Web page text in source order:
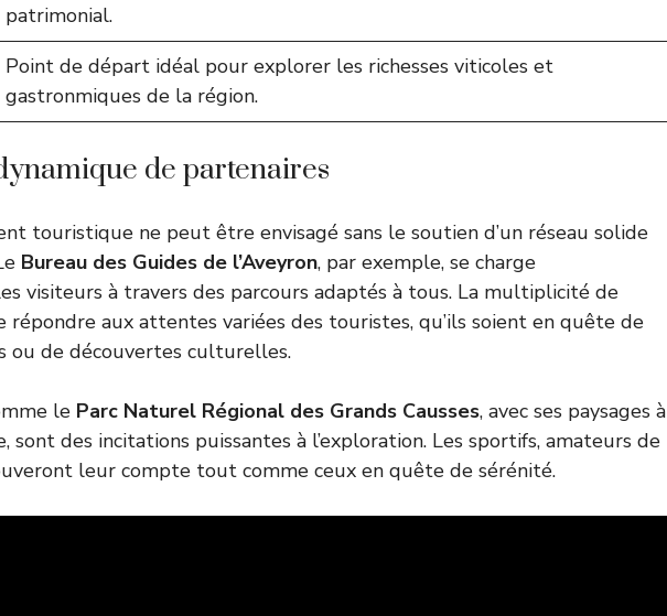
patrimonial.
Point de départ idéal pour explorer les richesses viticoles et
gastronmiques de la région.
de partenaires
touristique ne peut être envisagé sans le soutien d’un réseau solide
Bureau des Guides de l’Aveyron, par exemple, se charge
visiteurs à travers des parcours adaptés à tous. La multiplicité de
répondre aux attentes variées des touristes, qu’ils soient en quête de
ou de découvertes culturelles.
le Parc Naturel Régional des Grands Causses, avec ses paysages à
sont des incitations puissantes à l’exploration. Les sportifs, amateurs de
leur compte tout comme ceux en quête de sérénité.